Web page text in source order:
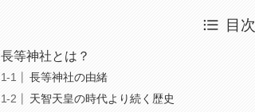
目次
長等神社とは？
長等神社の由緒
天智天皇の時代より続く歴史